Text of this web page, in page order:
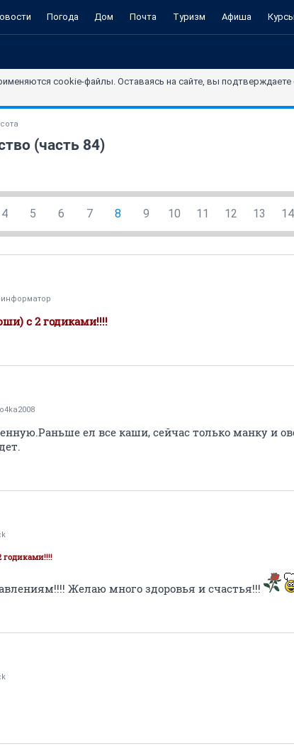
Погода Дом Почта Туризм Афиша
cookie-файлы. Оставаясь на сайте, вы подтверждаете
(часть 84)
4 5 6 7 8 9 10 11 12 13 14
с 2 годиками!!!!
ел все каши, сейчас только манку и
годиками!!!!
Желаю много здоровья и счастья!!!